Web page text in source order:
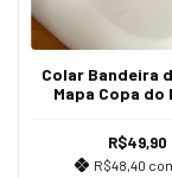
Colar Bandeira
Mapa Copa do
R$49,90
R$48,40